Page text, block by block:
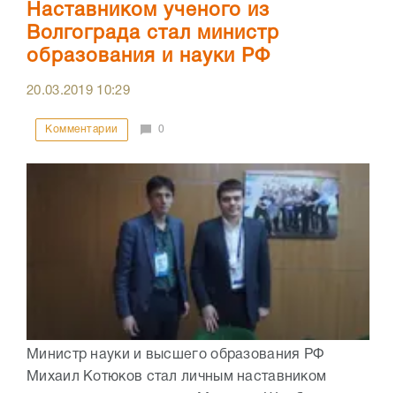
Наставником ученого из
Волгограда стал министр
образования и науки РФ
20.03.2019 10:29
Комментарии 0
Министр науки и высшего образования РФ
Михаил Котюков стал личным наставником